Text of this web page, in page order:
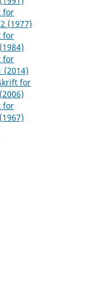
for
(1977)
for
for
(2014)
for
for